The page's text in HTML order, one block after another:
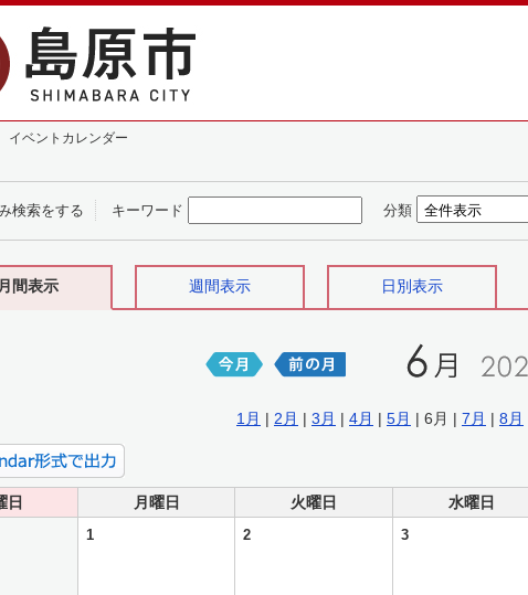
イベントカレンダー
検索をする キーワード 分類
月間表示 週間表示 日別表示
1月 | 2月 | 3月 | 4月 | 5月 | 6月 | 7月 | 8月
日 月曜日 火曜日 水曜日
1 2 3